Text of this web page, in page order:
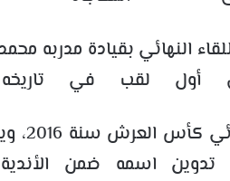
النهائي بقيادة مدربه
أول لقب في
وكان
تدوين اسمه ضمن